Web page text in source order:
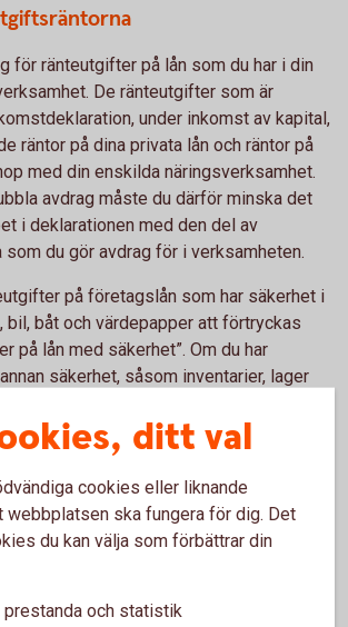
för ränteutgifter på lån som du har i din
De ränteutgifter som är
under inkomst av kapital,
räntor på dina privata lån och räntor på
med din enskilda näringsverksamhet.
avdrag måste du därför minska det
i deklarationen med den del av
som du gör avdrag för i verksamheten.
på företagslån som har säkerhet i
båt och värdepapper att förtryckas
på lån med säkerhet”. Om du har
säkerhet, såsom inventarier, lager
”Ränteutgifter på lån utan säkerhet”.
avdragsgilla i din näringsbilaga.
på högst 3 miljoner kronor kan du
kan du enkelt hämta
ditt val
cookies eller liknande
webbplatsen ska fungera för dig. Det
du kan välja som förbättrar din
prestanda och statistik